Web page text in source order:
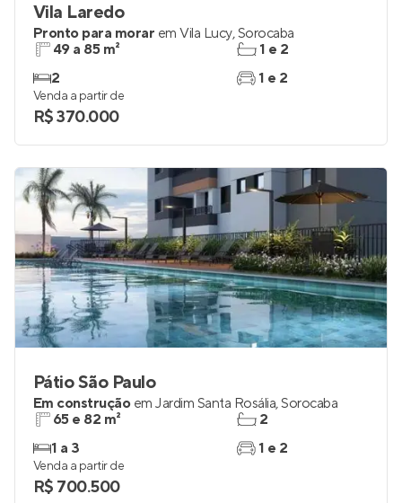
Vila Laredo
Pronto para morar em Vila Lucy,Sorocaba
49 a 85 m²
2
1 e 2
1 e 2
Venda a partir de
R$ 370.000
Pátio São Paulo
Em construção em Jardim Santa Rosália,Sorocaba
65 e 82 m²
1 a 3
2
1 e 2
Venda a partir de
R$ 700.500